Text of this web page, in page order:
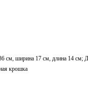
см, ширина 17 см, длина 14 см;
крошка